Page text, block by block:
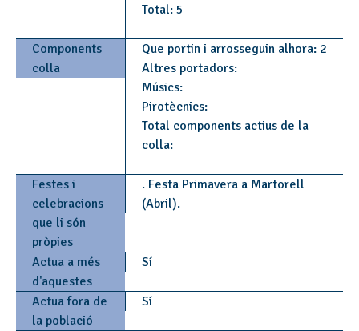
Total: 5
Components
colla
Que portin i arrosseguin alhora: 2
Altres portadors:
Músics:
Pirotècnics:
Total components actius de la
colla:
Festes i
celebracions
que li són
pròpies
. Festa Primavera a Martorell
(Abril).
Actua a més
d'aquestes
Sí
Actua fora de
la població
Sí